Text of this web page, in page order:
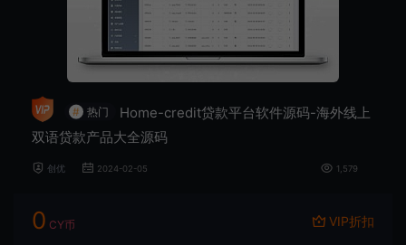
# 热门
Home-credit贷款平台软件源码-海外线上
双语贷款产品大全源码
创优 2024-02-05 1,579
0 CY币 VIP折扣